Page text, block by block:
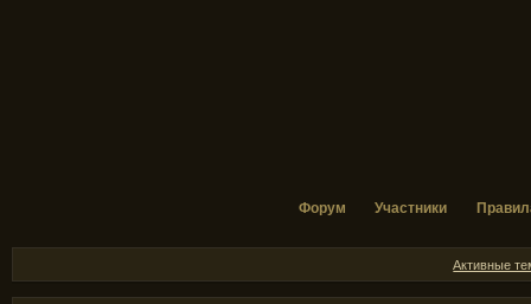
Форум Участники
Активные